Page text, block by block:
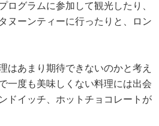
ログラムに参加して観光したり、
ヌーンティーに行ったりと、ロン
はあまり期待できないのかと考え
一度も美味しくない料理には出会
ドイッチ、ホットチョコレートが